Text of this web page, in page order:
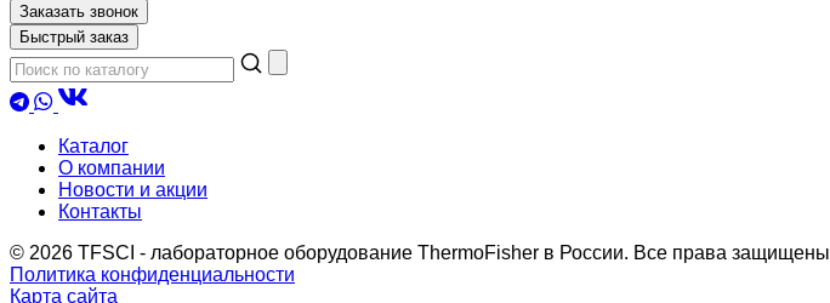
Заказать звонок
Быстрый заказ
Каталог
О компании
Новости и акции
Контакты
© 2026 TFSCI - лабораторное оборудование ThermoFisher в России. Все права защищены
Политика конфиденциальности
Карта сайта